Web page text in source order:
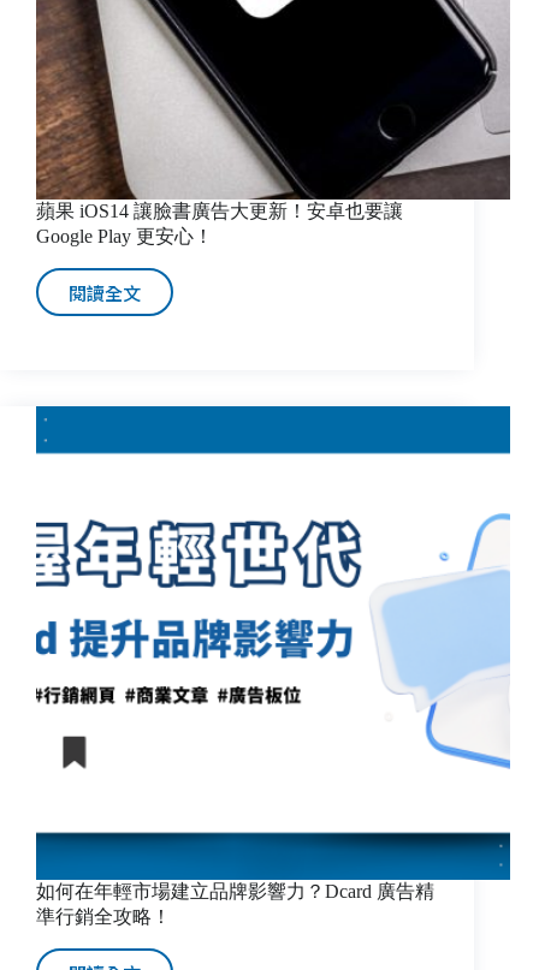
蘋果 iOS14 讓臉書廣告大更新！安卓也要讓
Google Play 更安心！
閱讀全文
如何在年輕市場建立品牌影響力？Dcard 廣告精
準行銷全攻略！